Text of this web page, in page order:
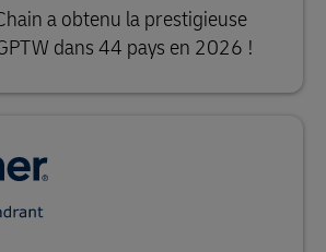
a obtenu la prestigieuse
dans 44 pays en 2026 !